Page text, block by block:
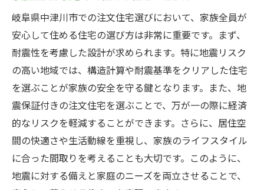
地震保証付き住宅購入にあたっての注意点
中津川市の注文住宅地震保証で安心な住まいを
手に入れる方法
地震保証付き注文住宅の選び方
中津川市での地震保証の適用条件
注文住宅の地震保証を活用するポイント
地震保証付き住宅のメンテナンス方法
地震保証付き住宅のリスク管理
地震保証付き住宅を選ぶ際のチェックリス
ト
岐阜県中津川市での注文住宅選びにおいて、家族全員が
安心して住める住宅の選び方は非常に重要です。まず、
耐震性を考慮した設計が求められます。特に地震リスク
の高い地域では、構造計算や耐震基準をクリアした住宅
を選ぶことが家族の安全を守る鍵となります。また、地
震保証付きの注文住宅を選ぶことで、万が一の際に経済
的なリスクを軽減することができます。さらに、居住空
間の快適さや生活動線を重視し、家族のライフスタイル
に合った間取りを考えることも大切です。このように、
地震に対する備えと家庭のニーズを両立させることで、